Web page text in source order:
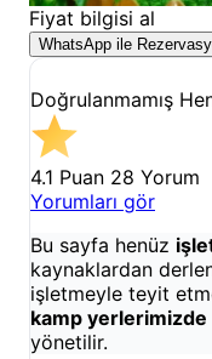
Fiyat bilgisi al
WhatsApp ile
Doğrulanmamış
4.1 Puan 28 Yorum
Yorumları gör
Bu sayfa henüz
kaynaklardan
işletmeyle teyit
kamp yerlerimizde
yönetilir.